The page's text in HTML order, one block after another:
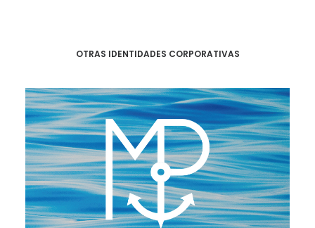
OTRAS IDENTIDADES CORPORATIVAS